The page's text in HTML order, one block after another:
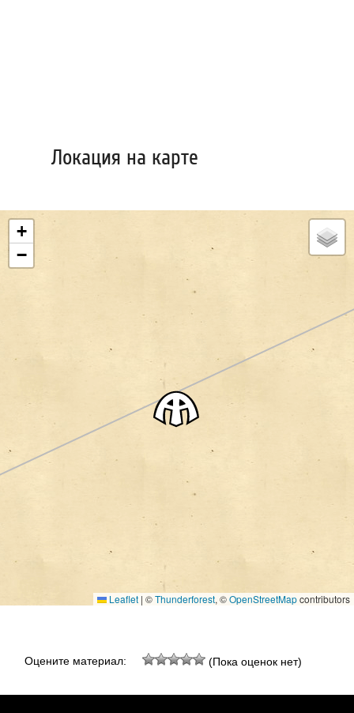
Локация на карте
+
−
Leaflet | ©Thunderforest, ©OpenStreetMapcontributors
Оцените материал: (Пока оценок нет)